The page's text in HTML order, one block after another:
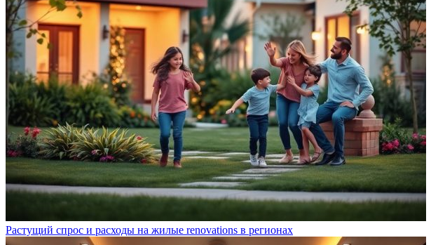
Растущий спрос и расходы на жилые renovations в регионах